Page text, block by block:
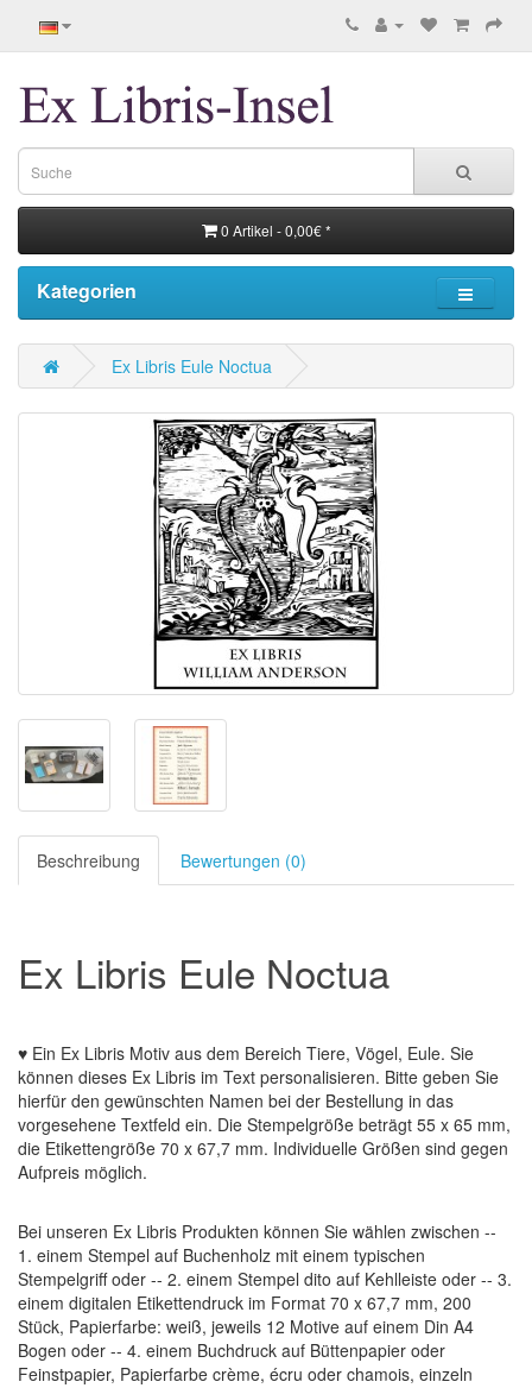
0 Artikel - 0,00€ *
Kategorien
Ex Libris Eule Noctua
Beschreibung Bewertungen (0)
Ex Libris Eule Noctua
♥ Ein Ex Libris Motiv aus dem Bereich Tiere, Vögel, Eule. Sie
können dieses Ex Libris im Text personalisieren. Bitte geben Sie
hierfür den gewünschten Namen bei der Bestellung in das
vorgesehene Textfeld ein. Die Stempelgröße beträgt 55 x 65 mm,
die Etikettengröße 70 x 67,7 mm. Individuelle Größen sind gegen
Aufpreis möglich.
Bei unseren Ex Libris Produkten können Sie wählen zwischen --
1. einem Stempel auf Buchenholz mit einem typischen
Stempelgriff oder -- 2. einem Stempel dito auf Kehlleiste oder -- 3.
einem digitalen Etikettendruck im Format 70 x 67,7 mm, 200
Stück, Papierfarbe: weiß, jeweils 12 Motive auf einem Din A4
Bogen oder -- 4. einem Buchdruck auf Büttenpapier oder
Feinstpapier, Papierfarbe crème, écru oder chamois, einzeln